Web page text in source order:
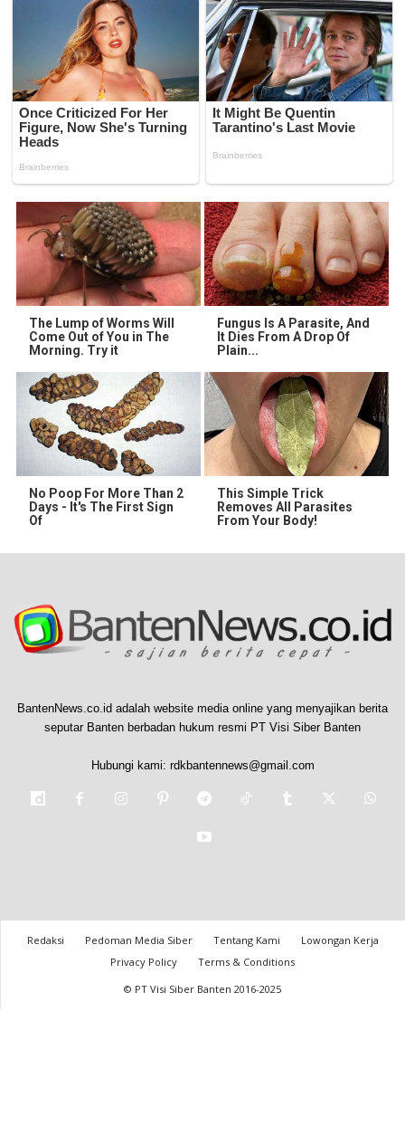
The Lump of Worms Will
Come Out of You in The
Morning. Try it
Fungus Is A Parasite, And
It Dies From A Drop Of
Plain...
No Poop For More Than 2
Days - It's The First Sign
Of
This Simple Trick
Removes All Parasites
From Your Body!
BantenNews.co.id adalah website media online yang menyajikan berita
seputar Banten berbadan hukum resmi PT Visi Siber Banten
Hubungi kami: rdkbantennews@gmail.com
Redaksi Pedoman Media Siber Tentang Kami
Lowongan Kerja
Privacy Policy
Terms & Conditions
© PT Visi Siber Banten 2016-2025